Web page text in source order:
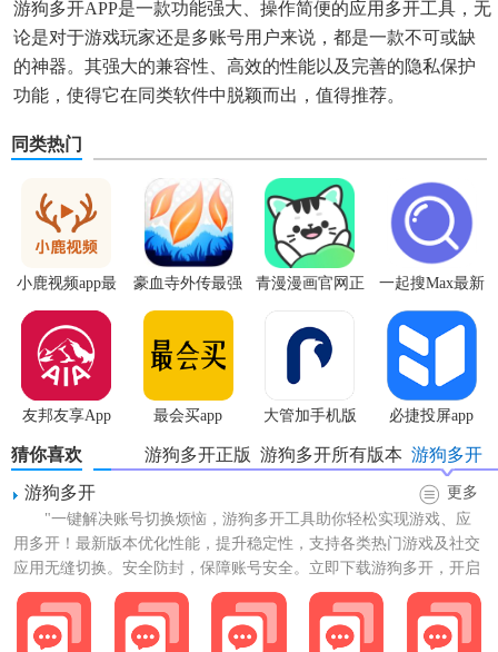
游狗多开APP是一款功能强大、操作简便的应用多开工具，无
论是对于游戏玩家还是多账号用户来说，都是一款不可或缺
的神器。其强大的兼容性、高效的性能以及完善的隐私保护
功能，使得它在同类软件中脱颖而出，值得推荐。
同类热门
小鹿视频app最
新版
豪血寺外传最强
传说无限血版
青漫漫画官网正
一起搜Max最新
版
友邦友享App 最会买app 大管加手机版 必捷投屏app
猜你喜欢 游狗多开
游狗多开所有版本
游狗多开正版
游狗多开
更多
"一键解决账号切换烦恼，游狗多开工具助你轻松实现游戏、应
用多开！最新版本优化性能，提升稳定性，支持各类热门游戏及社交
应用无缝切换。安全防封，保障账号安全。立即下载游狗多开，开启
你的多任务畅玩之旅，享受...